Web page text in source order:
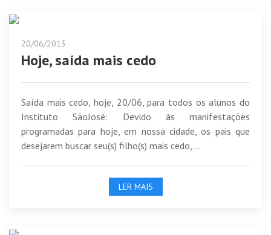
20/06/2013
Hoje, saída mais cedo
Saída mais cedo, hoje, 20/06, para todos os alunos do
Instituto SãoJosé: Devido às manifestações
programadas para hoje, em nossa cidade, os pais que
desejarem buscar seu(s) filho(s) mais cedo,...
LER MAIS